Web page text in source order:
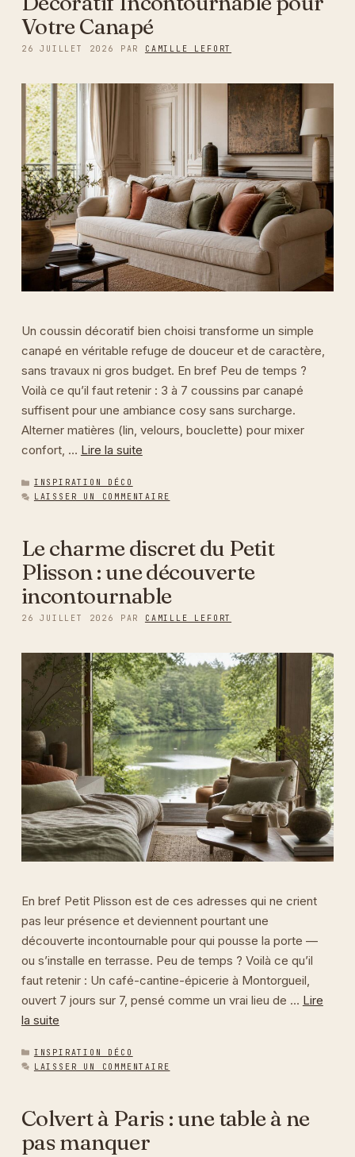
Votre Canapé
26 JUILLET 2026 PAR CAMILLE LEFORT
Un coussin décoratif bien choisi transforme un simple
canapé en véritable refuge de douceur et de caractère,
sans travaux ni gros budget. En bref Peu de temps ?
Voilà ce qu’il faut retenir : 3 à 7 coussins par canapé
suffisent pour une ambiance cosy sans surcharge.
Alterner matières (lin, velours, bouclette) pour mixer
confort, … Lire la suite
CATÉGORIES
INSPIRATION DÉCO
LAISSER UN COMMENTAIRE
Le charme discret du Petit
Plisson : une découverte
incontournable
26 JUILLET 2026 PAR CAMILLE LEFORT
En bref Petit Plisson est de ces adresses qui ne crient
pas leur présence et deviennent pourtant une
découverte incontournable pour qui pousse la porte —
ou s’installe en terrasse. Peu de temps ? Voilà ce qu’il
faut retenir : Un café-cantine-épicerie à Montorgueil,
ouvert 7 jours sur 7, pensé comme un vrai lieu de … Lire
la suite
CATÉGORIES
INSPIRATION DÉCO
LAISSER UN COMMENTAIRE
Colvert à Paris : une table à ne
pas manquer